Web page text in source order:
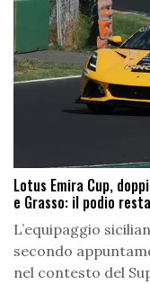
Lotus Emira Cup,
e Grasso: il podio
L’equipaggio
secondo
nel contesto del